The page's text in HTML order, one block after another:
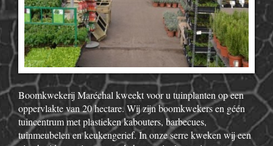
Boomkwekerij Maréchal kweekt voor u tuinplanten op een
oppervlakte van 20 hectare. Wij zijn boomkwekers en géén
tuincentrum met plastieken kabouters, barbecues,
tuinmeubelen en keukengerief. In onze serre kweken wij een